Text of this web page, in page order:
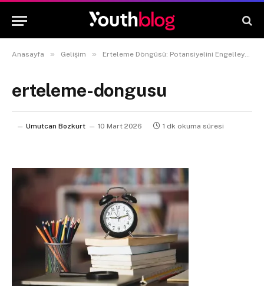
Anasayfa » Gelişim » Erteleme Döngüsü: Potansiyelini Engelleyen Gizli Alışkanlık
erteleme-dongusu
Umutcan Bozkurt 10 Mart 2026 1 dk okuma süresi